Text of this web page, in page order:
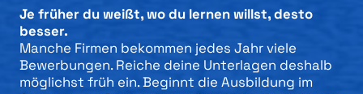
Je früher du weißt, wo du lernen willst, desto
besser.
Manche Firmen bekommen jedes Jahr viele
Bewerbungen. Reiche deine Unterlagen deshalb
möglichst früh ein. Beginnt die Ausbildung im